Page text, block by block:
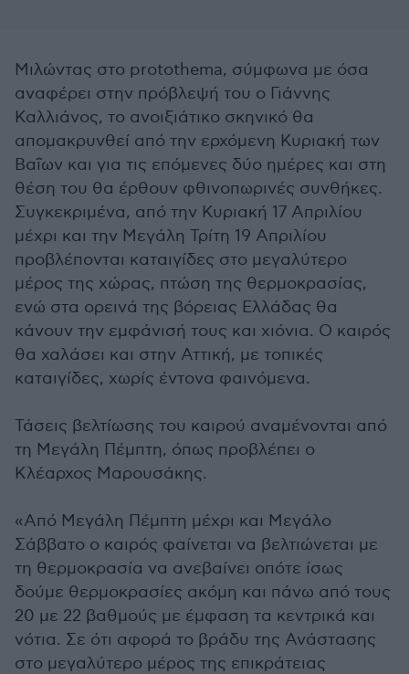
Μιλώντας στο protothema, σύμφωνα με όσα
αναφέρει στην πρόβλεψή του ο Γιάννης
Καλλιάνος, το ανοιξιάτικο σκηνικό θα
απομακρυνθεί από την ερχόμενη Κυριακή των
Βαΐων και για τις επόμενες δύο ημέρες και στη
θέση του θα έρθουν φθινοπωρινές συνθήκες.
Συγκεκριμένα, από την Κυριακή 17 Απριλίου
μέχρι και την Μεγάλη Τρίτη 19 Απριλίου
προβλέπονται καταιγίδες στο μεγαλύτερο
μέρος της χώρας, πτώση της θερμοκρασίας,
ενώ στα ορεινά της βόρειας Ελλάδας θα
κάνουν την εμφάνισή τους και χιόνια. Ο καιρός
θα χαλάσει και στην Αττική, με τοπικές
καταιγίδες, χωρίς έντονα φαινόμενα.
Τάσεις βελτίωσης του καιρού αναμένονται από
τη Μεγάλη Πέμπτη, όπως προβλέπει ο
Κλέαρχος Μαρουσάκης.
«Από Μεγάλη Πέμπτη μέχρι και Μεγάλο
Σάββατο ο καιρός φαίνεται να βελτιώνεται με
τη θερμοκρασία να ανεβαίνει οπότε ίσως
δούμε θερμοκρασίες ακόμη και πάνω από τους
20 με 22 βαθμούς με έμφαση τα κεντρικά και
νότια. Σε ότι αφορά το βράδυ της Ανάστασης
στο μεγαλύτερο μέρος της επικράτειας